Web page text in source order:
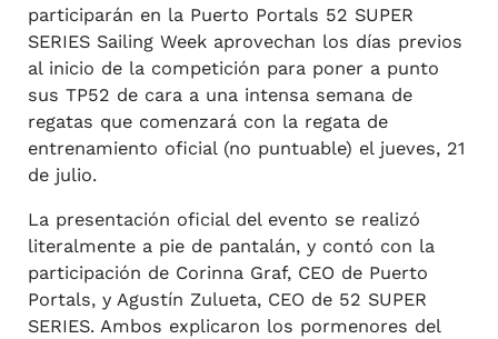
participarán en la Puerto Portals 52 SUPER
SERIES Sailing Week aprovechan los días previos
al inicio de la competición para poner a punto
sus TP52 de cara a una intensa semana de
regatas que comenzará con la regata de
entrenamiento oficial (no puntuable) el jueves, 21
de julio.
La presentación oficial del evento se realizó
literalmente a pie de pantalán, y contó con la
participación de Corinna Graf, CEO de Puerto
Portals, y Agustín Zulueta, CEO de 52 SUPER
SERIES. Ambos explicaron los pormenores del